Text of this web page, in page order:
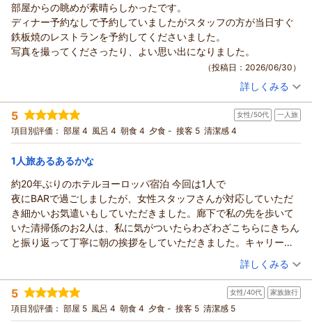
び下さいませ。心よりお待ち申し上げております。
（返信日：2026/07/17）
ホテルヨーロッパ ハウステンボスからの返信
先日は、ホテルヨーロッパにご宿泊頂き、誠にありがとうござ
いました。また、ご帰宅後の貴重な時間を割いて、ご意見、ご
感想をお寄せ頂きましたこと、重ねて御礼申し上げます。
この度は、ホテルへのご到着を楽しみにお越しいただいたにも
かかわらず、チェックインの際にはシステムの不具合により長
時間お待たせしてしまいましたこと、心よりお詫び申し上げま
す。特に、お疲れの中お待ちいただいていたにもかかわらず、
お待ちいただく理由や状況のご説明、「少々お待ちください」
といったお声掛けやお席へのご案内など、私どもの配慮が行き
届いておりませんでしたことを、大変申し訳なく存じておりま
そのような中でも、お部屋やご朝食につきましてお褒めのお言
葉を頂戴いたしましたことに、心より感謝申し上げます。
今回頂戴いたしましたご意見を真摯に受け止め、システムトラ
ブル発生時のご案内方法やスタッフの対応について改めて見直
し、お客様に安心してお待ちいただけるよう改善に努めてまい
ロッパに行って良かったと、余韻をもってお過ごし頂けますよ
うスタッフ一同、更なる研鑽を重ねて参る所存でございます。
今後とも引き続きのご愛顧を賜りますようお願い申し上げま
部屋からの眺めが素晴らしかったです。
ディナー予約なしで予約していましたがスタッフの方が当日すぐ
鉄板焼のレストランを予約してくださいました。
写真を撮ってくださったり、よい思い出になりました。
（投稿日：2026/06/30）
投稿者： りこさん(女性/50代)
宿泊プラン： 【ハウステンボス最上位ホテル】ホテルヨーロッパリゾートプ
ラン（朝食付き）
ダブル 朝のみ
宿泊価格帯： 30,001円以上(大人一人あたり/税込)
先日は、ホテルヨーロッパにご宿泊頂き、誠にありがとうござ
いました。また、ご帰宅後の貴重な時間を割いて、ご丁寧なる
ご意見、ご感想をお寄せ頂きましたこと、重ねて御礼申し上げ
ます。お部屋からの眺望をお楽しみ頂けたご様子を伺い、大変
嬉しく存じます。また、ご夕食につきましては、当日のご案内
ではございましたが、鉄板焼レストランをご利用頂き、ご満足
頂けたようで何よりでございます。スタッフの対応やお写真撮
影も、お客様の旅の思い出づくりのお役に立てましたことを、
大変光栄に存じます。
詳しくみる
5 女性/50代 一人旅
項目別評価： 部屋 4 風呂 4 朝食 4 夕食 - 接客 5 清潔感 4
1人旅あるあるかな
約20年ぶりのホテルヨーロッパ宿泊 今回は1人で
夜にBARで過ごしましたが、女性スタッフさんが対応していただ
き細かいお気遣いもしていただきました。廊下で私の先を歩いて
いた清掃係のお2人は、私に気がついたらわざわざこちらにきちん
と振り返って丁寧に朝の挨拶をしていただきました。キャリーケ
ースの預かりも、パーク内の質問でも丁寧に対応していただきま
した。ただ、朝食ブッフェのとき1度目の料理を食べて次の料理を
取りに行きもどると既にテーブルが綺麗に片付けられて自分の席
が無くなった状態でした。食事中のカードもデーブルにそのまま
にしていましたが。うーん 1人旅あるあるかなと思いましたが凄
（投稿日：2026/06/28）
宿泊時期： 2026年06月宿泊 (一人旅)
投稿者： さきさん
宿泊プラン： 【じゃらんのお得な10日間】ハウステンボスステイプラン（朝
食付き）/5月開催
ツイン 朝のみ
詳しくみる
5 女性/40代 家族旅行
項目別評価： 部屋 5 風呂 4 朝食 4 夕食 - 接客 5 清潔感 5